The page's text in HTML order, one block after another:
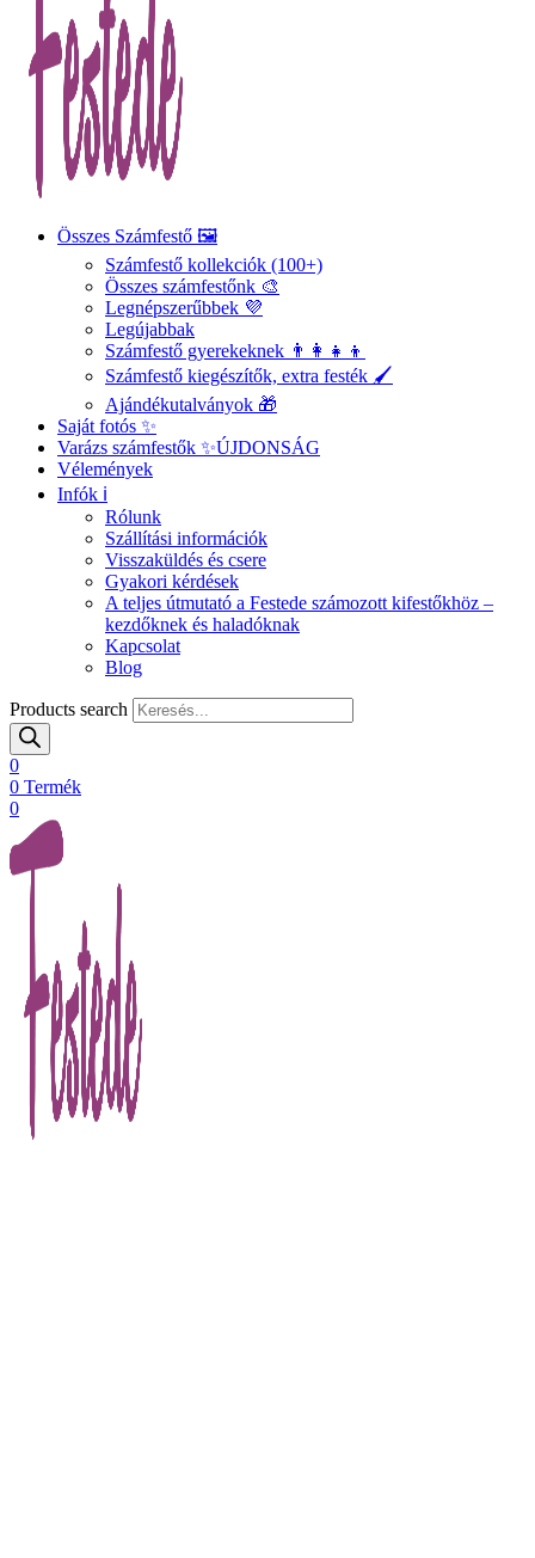
Összes Számfestő 🖼️
Számfestő kollekciók (100+)
Összes számfestőnk 🎨
Legnépszerűbbek 💜
Legújabbak
Számfestő gyerekeknek 👨‍👩‍👧‍👦
Számfestő kiegészítők, extra festék 🖌️
Ajándékutalványok 🎁
Saját fotós ✨
Varázs számfestők ✨ÚJDONSÁG
Vélemények
Infók ℹ️
Rólunk
Szállítási információk
Visszaküldés és csere
Gyakori kérdések
A teljes útmutató a Festede számozott kifestőkhöz –
kezdőknek és haladóknak
Kapcsolat
Blog
Products search
0
0 Termék
0